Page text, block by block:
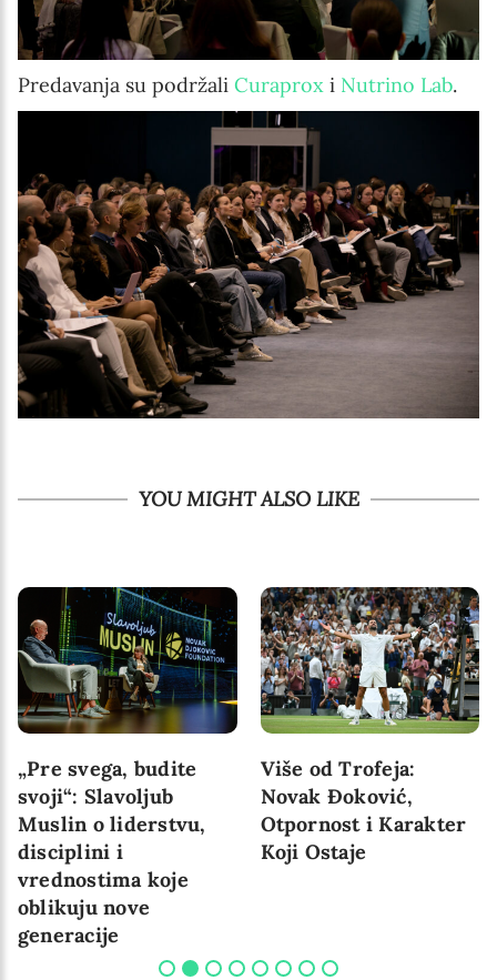
Predavanja su podržali Curaprox i Nutrino Lab.
YOU MIGHT ALSO LIKE
„Pre svega, budite
svoji“: Slavoljub
Muslin o liderstvu,
disciplini i
vrednostima koje
oblikuju nove
generacije
Više od Trofeja:
Novak Đoković,
Otpornost i Karakter
Koji Ostaje